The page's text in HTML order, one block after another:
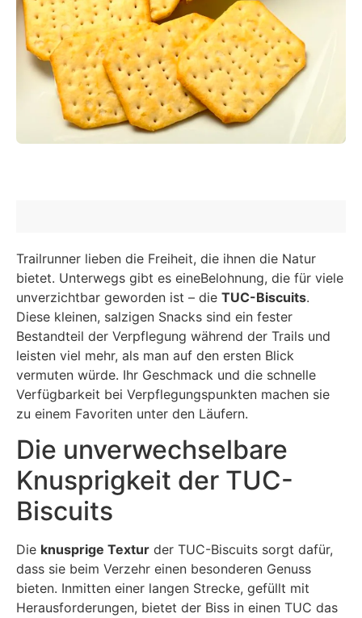
Trailrunner lieben die Freiheit, die ihnen die Natur
bietet. Unterwegs gibt es eineBelohnung, die für viele
unverzichtbar geworden ist – die TUC-Biscuits.
Diese kleinen, salzigen Snacks sind ein fester
Bestandteil der Verpflegung während der Trails und
leisten viel mehr, als man auf den ersten Blick
vermuten würde. Ihr Geschmack und die schnelle
Verfügbarkeit bei Verpflegungspunkten machen sie
zu einem Favoriten unter den Läufern.
Die unverwechselbare
Knusprigkeit der TUC-
Biscuits
Die knusprige Textur der TUC-Biscuits sorgt dafür,
dass sie beim Verzehr einen besonderen Genuss
bieten. Inmitten einer langen Strecke, gefüllt mit
Herausforderungen, bietet der Biss in einen TUC das